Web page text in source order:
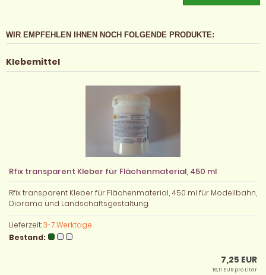
WIR EMPFEHLEN IHNEN NOCH FOLGENDE PRODUKTE:
Klebemittel
Rfix transparent Kleber für Flächenmaterial, 450 ml
Rfix transparent Kleber für Flächenmaterial, 450 ml für Modellbahn,
Diorama und Landschaftsgestaltung.
Lieferzeit:3-7 Werktage
Bestand:
7,25 EUR
16,11 EUR pro Liter